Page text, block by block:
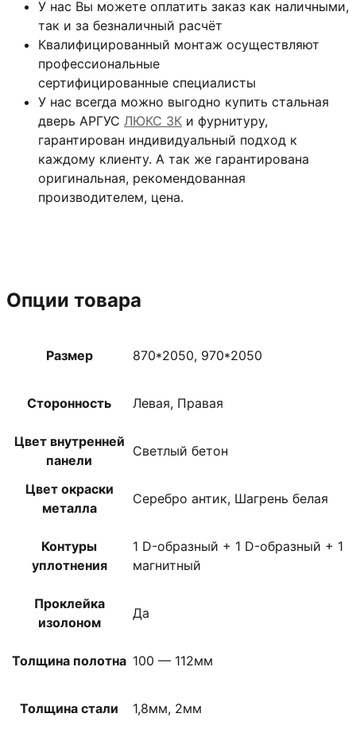
У нас Вы можете оплатить заказ как наличными,
так и за безналичный расчёт
Квалифицированный монтаж осуществляют
профессиональные
сертифицированные специалисты
У нас всегда можно выгодно купить стальная
дверь АРГУС ЛЮКС 3К и фурнитуру,
гарантирован индивидуальный подход к
каждому клиенту. А так же гарантирована
оригинальная, рекомендованная
производителем, цена.
Опции товара
Размер 870*2050, 970*2050
Сторонность Левая, Правая
Цвет внутренней
панели
Светлый бетон
Цвет окраски
металла
Серебро антик, Шагрень белая
Контуры
уплотнения
1 D-образный + 1 D-образный + 1
магнитный
Проклейка
изолоном
Да
Толщина полотна 100 — 112мм
Толщина стали 1,8мм, 2мм